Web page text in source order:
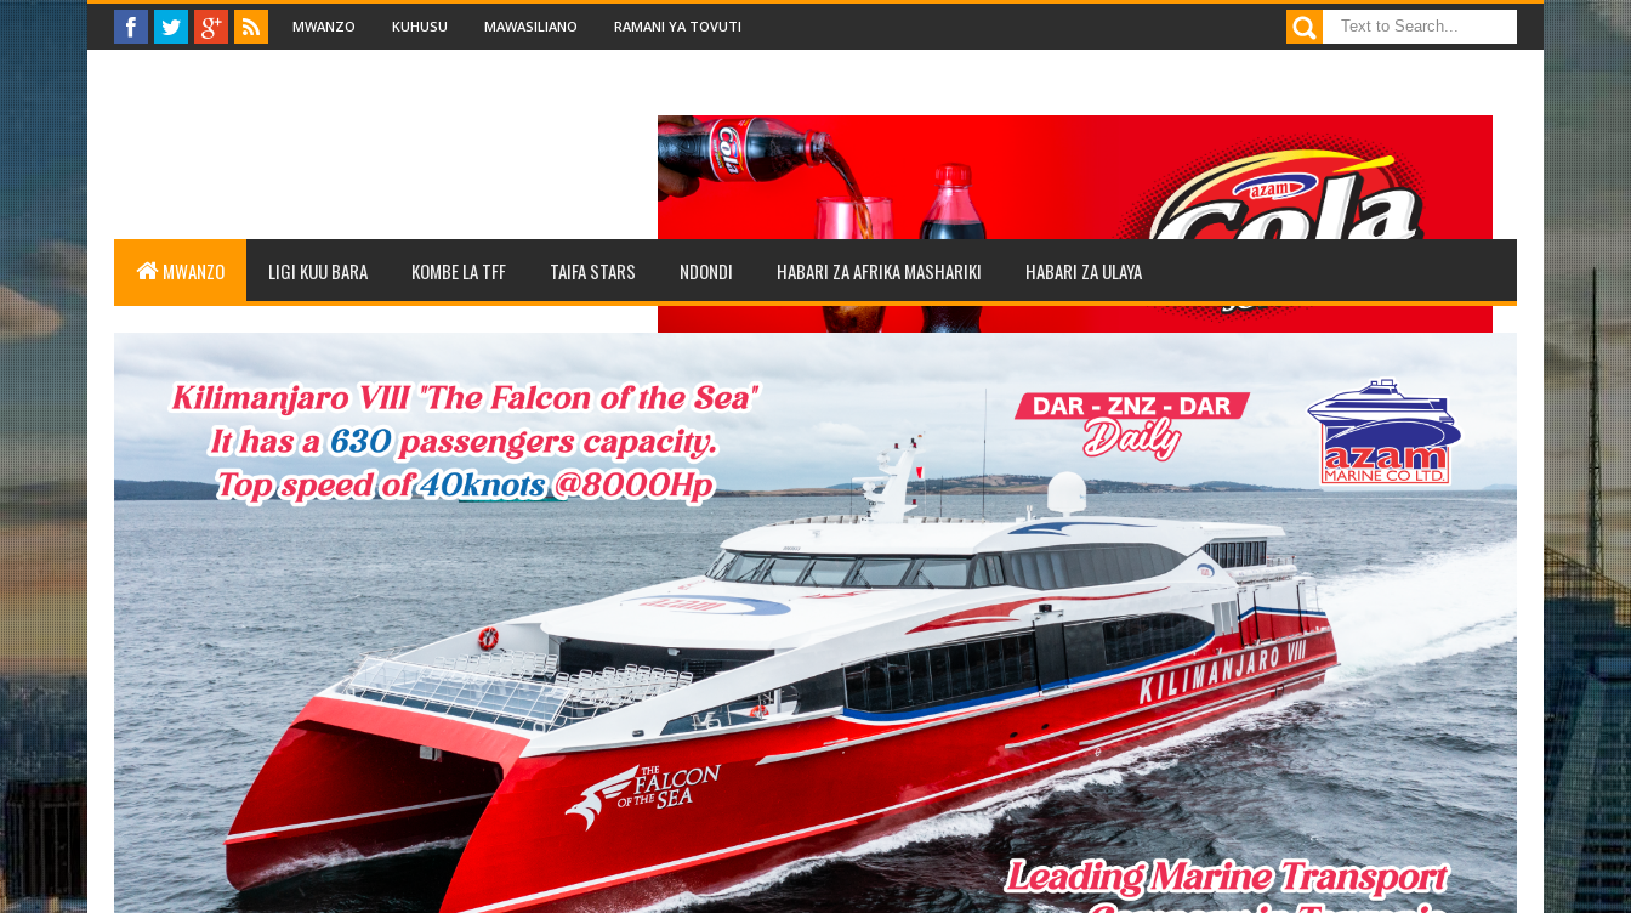
MWANZO KUHUSU MAWASILIANO RAMANI YA TOVUTI
MWANZO LIGI KUU BARA KOMBE LA TFF TAIFA STARS NDONDI HABARI ZA AFRIKA MASHARIKI HABARI ZA ULAYA